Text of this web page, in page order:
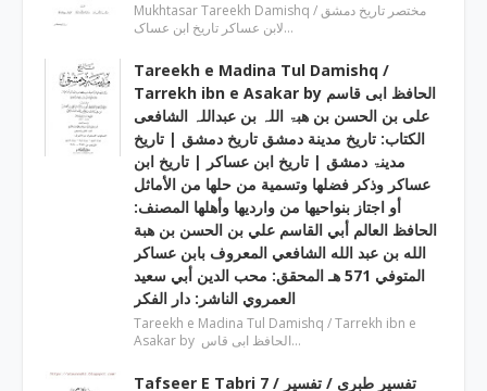
Mukhtasar Tareekh Damishq ‎/ مختصر تاریخ دمشق
لابن عساکر تاریخ ابن عساک…
Tareekh e Madina Tul Damishq /
Tarrekh ibn e Asakar by الحافظ ابی قاسم
علی بن الحسن بن ھبۃ اللہ بن عبداللہ الشافعی
الكتاب: تاريخ مدينة دمشق تاريخ دمشق | تاریخ
مدینۃ دمشق | تاریخ ابن عساکر | تاريخ ابن
عساكر وذكر فضلها وتسمية من حلها من الأماثل
أو اجتاز بنواحيها من وارديها وأهلها المصنف:
الحافظ العالم أبي القاسم علي بن الحسن بن هبة
الله بن عبد الله الشافعي المعروف بابن عساكر
المتوفي 571 هـ المحقق: محب الدين أبي سعيد
العمروي الناشر: دار الفكر
Tareekh e Madina Tul Damishq / Tarrekh ibn e
Asakar by الحافظ ابی قاس…
Tafseer E Tabri 7 / تفسیر طبری / تفسیر